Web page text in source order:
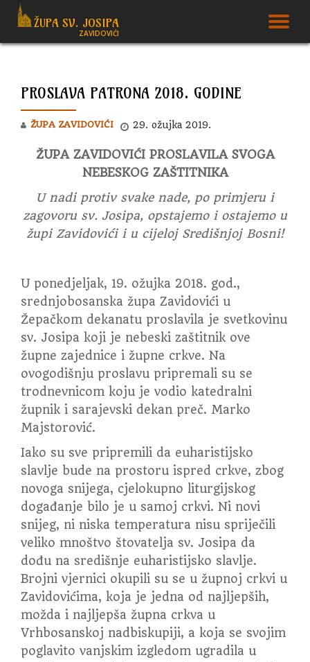
to
ŽUPA SV. JOSIPA
ZAVIDOVIĆI
PROSLAVA PATRONA 2018. GODINE
ŽUPA ZAVIDOVIĆI 29. ožujka 2019.
ŽUPA ZAVIDOVIĆI PROSLAVILA SVOGA
NEBESKOG ZAŠTITNIKA
U nadi protiv svake nade, po primjeru i
zagovoru sv. Josipa, opstajemo i ostajemo u
župi Zavidovići i u cijeloj Središnjoj Bosni!
U ponedjeljak, 19. ožujka 2018. god.,
srednjobosanska župa Zavidovići u
Žepačkom dekanatu proslavila je svetkovinu
sv. Josipa koji je nebeski zaštitnik ove
župne zajednice i župne crkve. Na
ovogodišnju proslavu pripremali su se
trodnevnicom koju je vodio katedralni
župnik i sarajevski dekan preč. Marko
Majstorović.
Iako su sve pripremili da euharistijsko
slavlje bude na prostoru ispred crkve, zbog
novoga snijega, cjelokupno liturgijskog
događanje bilo je u samoj crkvi. Ni novi
snijeg, ni niska temperatura nisu spriječili
veliko mnoštvo štovatelja sv. Josipa da
dođu na središnje euharistijsko slavlje.
Brojni vjernici okupili su se u župnoj crkvi u
Zavidovićima, koja je jedna od najljepših,
možda i najljepša župna crkva u
Vrhbosanskoj nadbiskupiji, a koja se svojim
poglavito vanjskim izgledom ugradila u